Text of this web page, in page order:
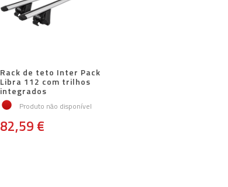
Rack de teto Inter Pack
Libra 112 com trilhos
integrados
Produto não disponível
82,59 €